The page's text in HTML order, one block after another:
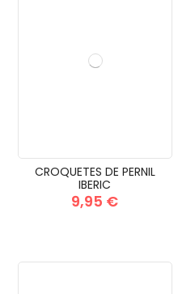
CROQUETES DE PERNIL
IBERIC
9,95 €